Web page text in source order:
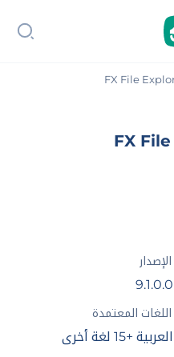
FX File
FX
الإصدار
9.1.0.0
اللغات المعتمدة
العربية +15 لغة أخرى